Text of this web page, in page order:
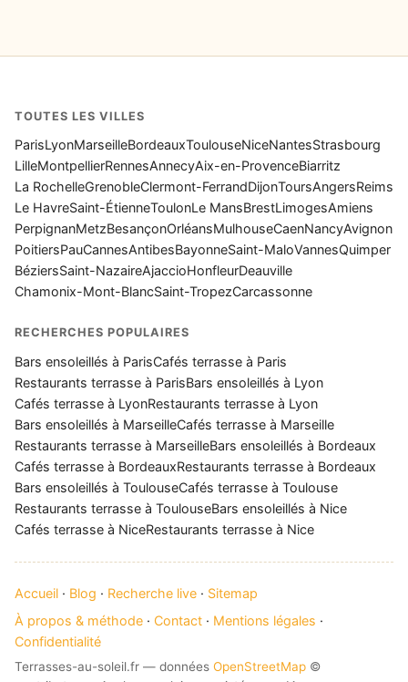
TOUTES LES VILLES
ParisLyonMarseilleBordeauxToulouseNiceNantesStrasbourg
LilleMontpellierRennesAnnecyAix-en-ProvenceBiarritz
La RochelleGrenobleClermont-FerrandDijonToursAngersReims
Le HavreSaint-ÉtienneToulonLe MansBrestLimogesAmiens
PerpignanMetzBesançonOrléansMulhouseCaenNancyAvignon
PoitiersPauCannesAntibesBayonneSaint-MaloVannesQuimper
BéziersSaint-NazaireAjaccioHonfleurDeauville
Chamonix-Mont-BlancSaint-TropezCarcassonne
RECHERCHES POPULAIRES
Bars ensoleillés à ParisCafés terrasse à Paris
Restaurants terrasse à ParisBars ensoleillés à Lyon
Cafés terrasse à LyonRestaurants terrasse à Lyon
Bars ensoleillés à MarseilleCafés terrasse à Marseille
Restaurants terrasse à MarseilleBars ensoleillés à Bordeaux
Cafés terrasse à BordeauxRestaurants terrasse à Bordeaux
Bars ensoleillés à ToulouseCafés terrasse à Toulouse
Restaurants terrasse à ToulouseBars ensoleillés à Nice
Cafés terrasse à NiceRestaurants terrasse à Nice
Accueil · Blog · Recherche live · Sitemap
À propos & méthode · Contact · Mentions légales ·
Confidentialité
Terrasses-au-soleil.fr — données OpenStreetMap ©